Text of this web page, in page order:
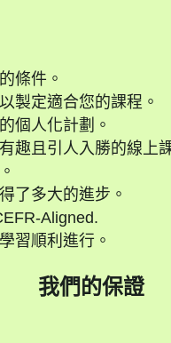
條件。
製定適合您的課程。
個人化計劃。
趣且引人入勝的線上
了多大的進步。
Aligned.
習順利進行。
我們的保證